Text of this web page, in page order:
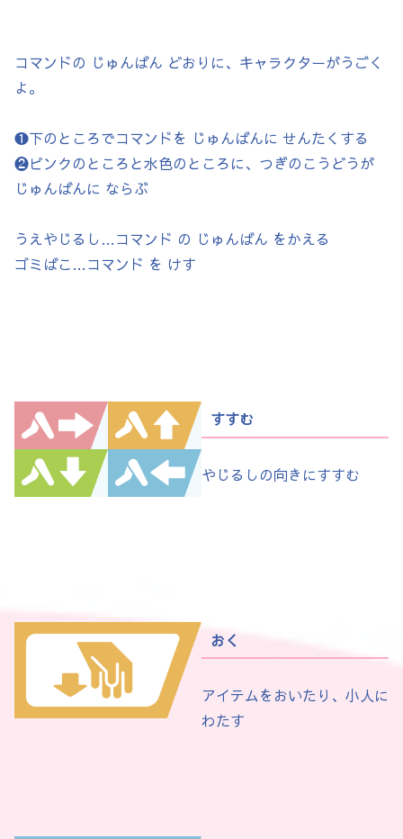
コマンドの じゅんばん どおりに、キャラクターがうごく
よ。
❶下のところでコマンドを じゅんばんに せんたくする
❷ピンクのところと水色のところに、つぎのこうどうが
じゅんばんに ならぶ
うえやじるし…コマンド の じゅんばん をかえる
ゴミばこ…コマンド を けす
すすむ
やじるしの向きにすすむ
おく
アイテムをおいたり、小人に
わたす